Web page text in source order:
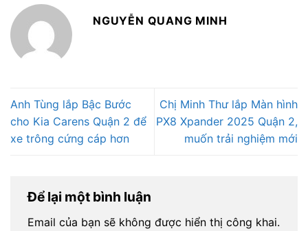
NGUYỄN QUANG MINH
Anh Tùng lắp Bậc Bước
cho Kia Carens Quận 2 để
xe trông cứng cáp hơn
Chị Minh Thư lắp Màn hình
PX8 Xpander 2025 Quận 2,
muốn trải nghiệm mới
Để lại một bình luận
Email của bạn sẽ không được hiển thị công khai.